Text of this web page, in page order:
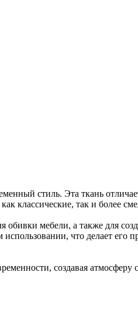
стиль. Эта ткань
так и более
мебели, а также для
что делает
создавая